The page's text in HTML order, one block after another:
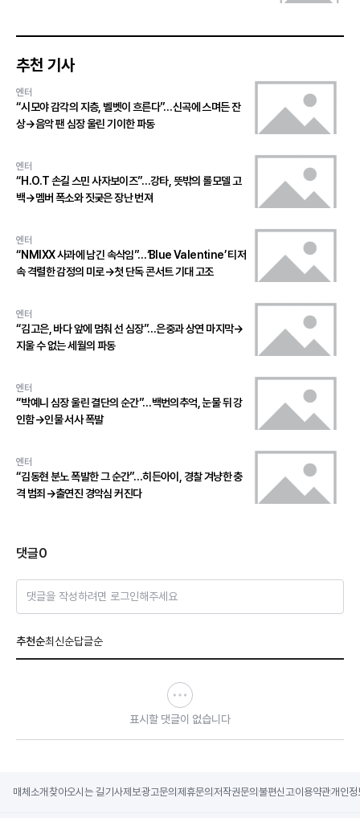
추천 기사
엔터
“시모야 감각의 지층, 벨벳이 흐른다”…신곡에 스며든 잔
상→음악 팬 심장 울린 기이한 파동
엔터
“H.O.T 손길 스민 사자보이즈”…강타, 뜻밖의 롤모델 고
백→멤버 폭소와 짓궂은 장난 번져
엔터
“NMIXX 사과에 남긴 속삭임”…‘Blue Valentine’ 티저
속 격렬한 감정의 미로→첫 단독 콘서트 기대 고조
엔터
“김고은, 바다 앞에 멈춰 선 심장”…은중과 상연 마지막→
지울 수 없는 세월의 파동
엔터
“박예니 심장 울린 결단의 순간”…백번의추억, 눈물 뒤 강
인함→인물 서사 폭발
엔터
“김동현 분노 폭발한 그 순간”…히든아이, 경찰 겨냥한 충
격 범죄→출연진 경악심 커진다
댓글0
댓글을 작성하려면 로그인해주세요
추천순최신순답글순
표시할 댓글이 없습니다
매체소개 찾아오시는 길기사제보광고문의 제휴문의 저작권문의 불편신고이용약관개인정